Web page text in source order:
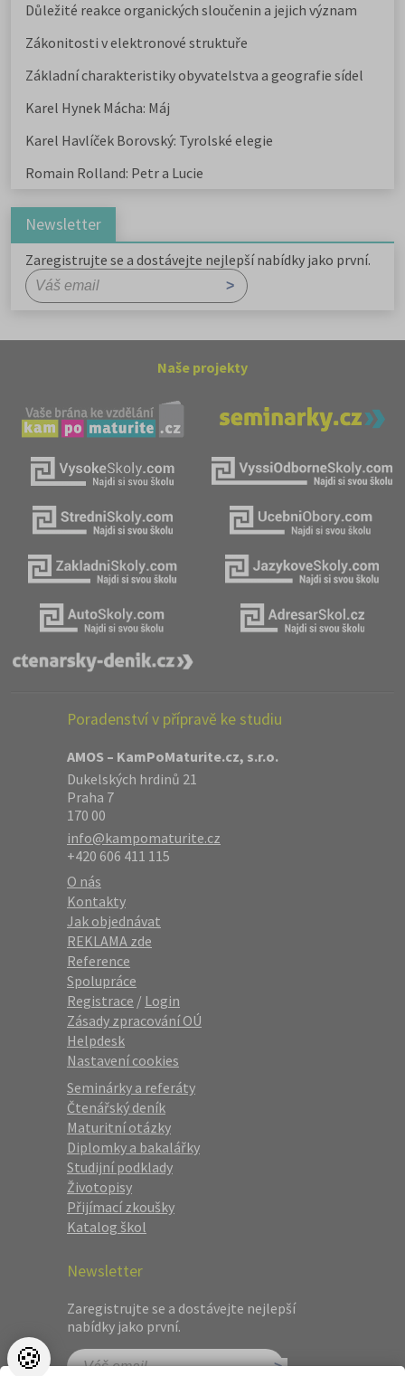
Důležité reakce organických sloučenin a jejich význam
Zákonitosti v elektronové struktuře
Základní charakteristiky obyvatelstva a geografie sídel
Karel Hynek Mácha: Máj
Karel Havlíček Borovský: Tyrolské elegie
Romain Rolland: Petr a Lucie
Newsletter
Zaregistrujte se a dostávejte nejlepší nabídky jako první.
Naše projekty
Poradenství v přípravě ke studiu
AMOS – KamPoMaturite.cz, s.r.o.
Dukelských hrdinů 21
Praha 7
170 00
info@kampomaturite.cz
+420 606 411 115
O nás
Kontakty
Jak objednávat
REKLAMA zde
Reference
Spolupráce
Registrace / Login
Zásady zpracování OÚ
Helpdesk
Nastavení cookies
Seminárky a referáty
Čtenářský deník
Maturitní otázky
Diplomky a bakalářky
Studijní podklady
Životopisy
Přijímací zkoušky
Katalog škol
Newsletter
Zaregistrujte se a dostávejte nejlepší
nabídky jako první.
🍪